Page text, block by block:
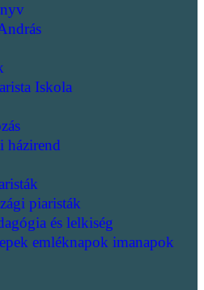
Iskola
házirend
piaristák
és lelkiség
emléknapok imanapok